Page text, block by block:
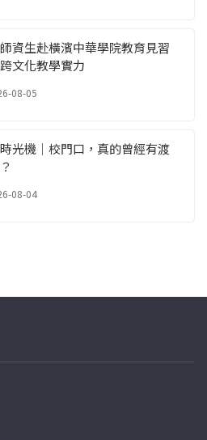
資生赴橫濱中華學院教育見習
文化教學實力
08-05
光機｜校門口，真的曾經有渡
08-04